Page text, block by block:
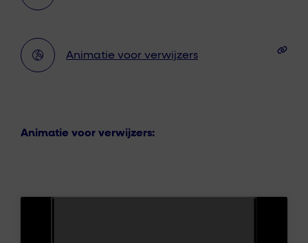
Animatie voor verwijzers
Animatie voor verwijzers: